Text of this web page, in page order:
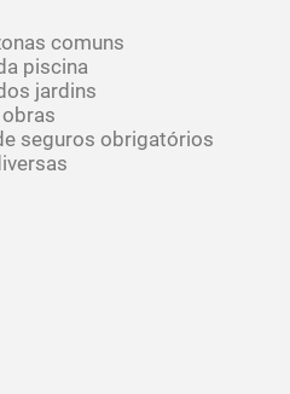
comuns
piscina
jardins
seguros obrigatórios